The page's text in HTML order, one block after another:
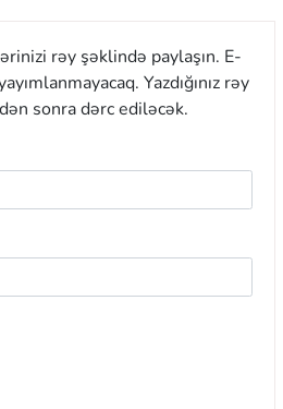
rəy şəklində paylaşın. E-
Yazdığınız rəy
sonra dərc ediləcək.